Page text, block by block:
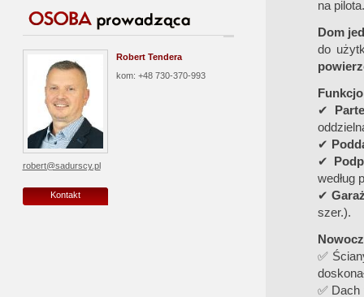
Robert Tendera
kom: +48 730-370-993
robert@sadurscy.pl
Kontakt
na pilota.
Dom
do
✔
✔
✔
według
✔
szer.).
✅
✅